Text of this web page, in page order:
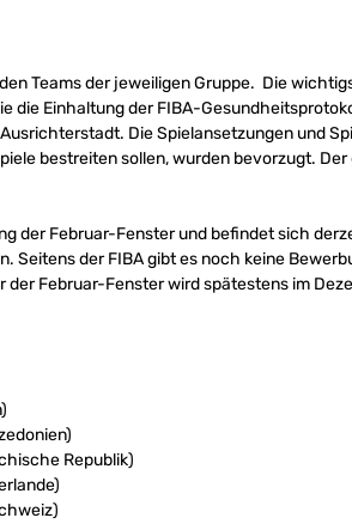
Teams der jeweiligen Gruppe. Die
die Einhaltung der FIBA-
Die Spielansetzungen und
bestreiten sollen, wurden bevorzugt.
der Februar-Fenster und befindet sich
Seitens der FIBA gibt es noch keine
Februar-Fenster wird spätestens im
Republik)